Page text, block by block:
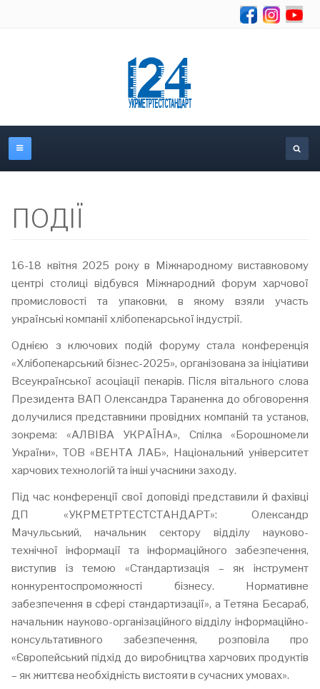
ПОДІЇ
16-18 квітня 2025 року в Міжнародному виставковому
центрі столиці відбувся Міжнародний форум харчової
промисловості та упаковки, в якому взяли участь
українські компанії хлібопекарської індустрії.
Однією з ключових подій форуму стала конференція
«Хлібопекарський бізнес-2025», організована за ініціативи
Всеукраїнської асоціації пекарів. Після вітального слова
Президента ВАП Олександра Тараненка до обговорення
долучилися представники провідних компаній та установ,
зокрема: «АЛВІВА УКРАЇНА», Спілка «Борошномели
України», ТОВ «ВЕНТА ЛАБ», Національний університет
харчових технологій та інші учасники заходу.
Під час конференції свої доповіді представили й фахівці
ДП «УКРМЕТРТЕСТСТАНДАРТ»: Олександр
Мачульський, начальник сектору відділу науково-
технічної інформації та інформаційного забезпечення,
виступив із темою «Стандартизація – як інструмент
конкурентоспроможності бізнесу. Нормативне
забезпечення в сфері стандартизації», а Тетяна Бесараб,
начальник науково-організаційного відділу інформаційно-
консультативного забезпечення, розповіла про
«Європейський підхід до виробництва харчових продуктів
– як життєва необхідність вистояти в сучасних умовах».